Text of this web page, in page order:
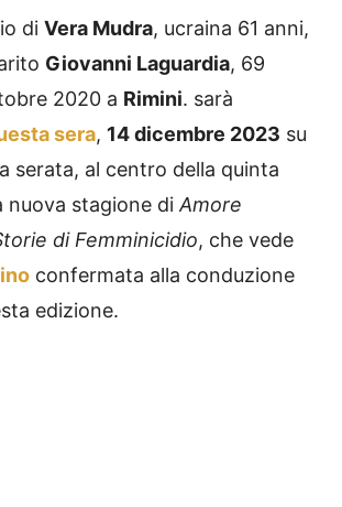
di Vera Mudra, ucraina 61 anni,
Giovanni Laguardia, 69
2020 a Rimini.‍‍ sarà
sera, 14 dicembre 2023 su
serata, al centro della quinta
nuova stagione diAmore
di Femminicidio, che vede
confermata alla conduzione
edizione.